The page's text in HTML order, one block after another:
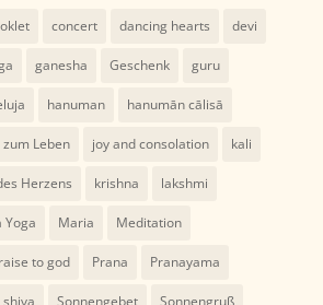
concert dancing hearts devi
ganesha Geschenk guru
hanuman hanumān cālisā
zum Leben joy and consolation kali
Herzens krishna lakshmi
Yoga Maria Meditation
to god Prana Pranayama